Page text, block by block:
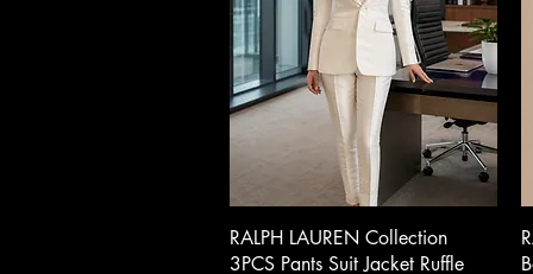
Xem nhanh
RALPH LAUREN Collection
3PCS Pants Suit Jacket Ruffle